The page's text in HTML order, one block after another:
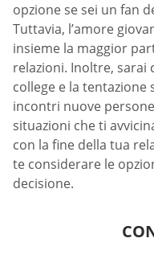
opzione se sei un fan
Tuttavia, l’amore
insieme la maggior
relazioni. Inoltre, sarai
college e la tentazione
incontri nuove
situazioni che ti
con la fine della tua
te considerare le
decisione.